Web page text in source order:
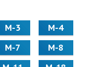
М-3
М-4
М-7
М-8